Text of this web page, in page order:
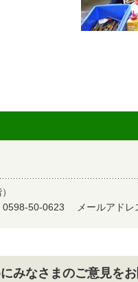
0598-50-0623 メールアドレ
みなさまのご意見を